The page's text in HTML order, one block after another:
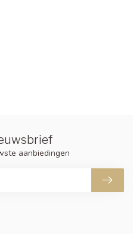
aanbiedingen